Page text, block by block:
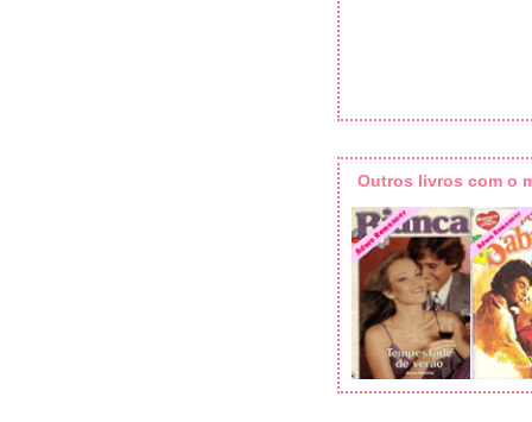
Outros livros com o